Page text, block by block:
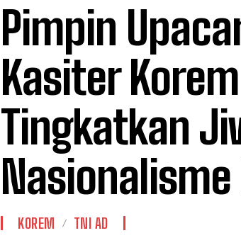
Pimpin
Kasiter
Tingkatkan
KOREM TNI AD